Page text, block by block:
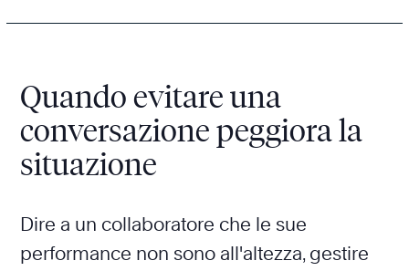
Quando evitare una
conversazione peggiora la
situazione
Dire a un collaboratore che le sue
performance non sono all'altezza, gestire